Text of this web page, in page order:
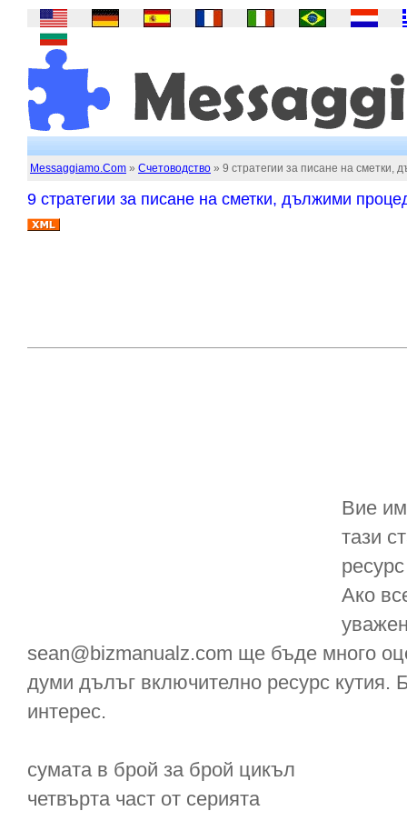
Messaggiamo.Com » Счетоводство » 9 стратегии за писане на сметки,
9 стратегии за писане на сметки, дължими
Вие
тази
Ако
sean@bizmanualz.com ще бъде много
думи дълъг включително ресурс кутия.
интерес.
сумата в брой за брой цикъл
четвърта част от серията